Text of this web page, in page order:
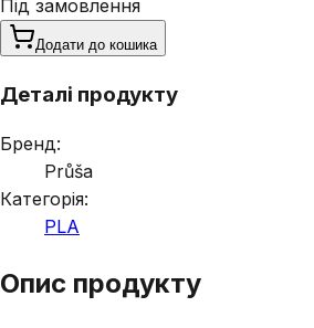
Під замовлення
Додати до кошика
Деталі продукту
Бренд:
Průša
Категорія:
PLA
Опис продукту